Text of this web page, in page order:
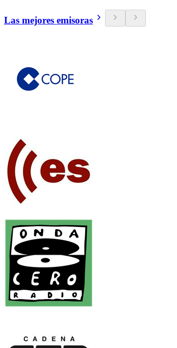
Las mejores emisoras